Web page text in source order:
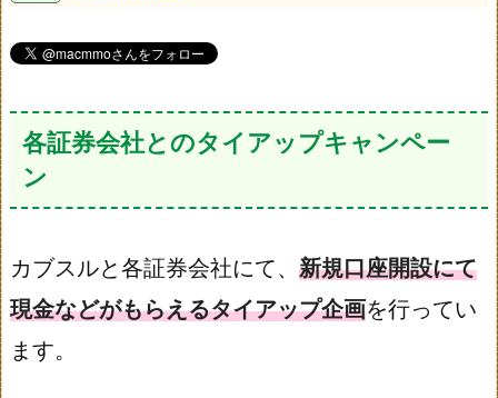
各証券会社とのタイアップキャンペー
ン
カブスルと各証券会社にて、 新規口座開設にて
現金などがもらえるタイアップ企画を行ってい
ます。